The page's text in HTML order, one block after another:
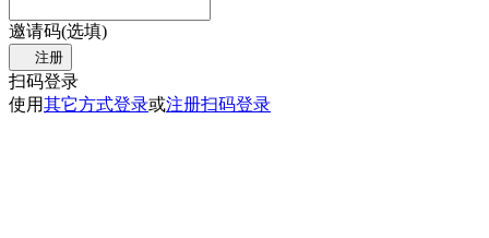
邀请码(选填)
注册
扫码登录
使用其它方式登录或注册扫码登录